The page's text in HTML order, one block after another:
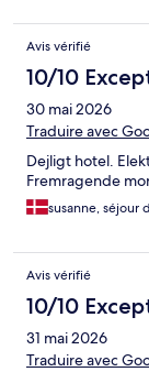
Avis vérifié
10/10
30 mai 2026
Traduire avec
Dejligt hotel.
Fremragende
susanne, séjour
Avis vérifié
10/10
31 mai 2026
Traduire avec